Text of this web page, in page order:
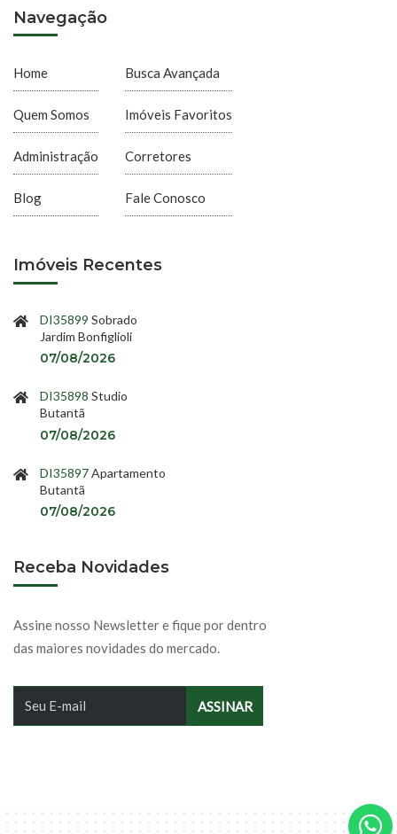
Navegação
Home
Quem Somos
Administração
Blog
Busca Avançada
Imóveis Favoritos
Corretores
Fale Conosco
Imóveis Recentes
DI35899 Sobrado
Jardim Bonfiglioli
07/08/2026
DI35898 Studio
Butantã
07/08/2026
DI35897Apartamento
Butantã
07/08/2026
Receba Novidades
Assine nosso Newsletter e fique por dentro
das maiores novidades do mercado.